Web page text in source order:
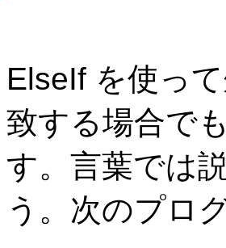
ElseIf を使っ
致する場合で
す。言葉では
う。次のプロ